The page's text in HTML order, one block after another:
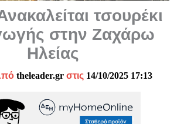
τσουρέκι
στην Ζαχάρω
Ηλείας
theleader.gr στις 14/10/2025 17:13